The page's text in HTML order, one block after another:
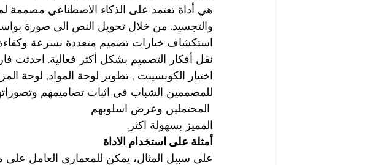
والتجسيد. من خلال تحويل النص الى صورة
استكشاف خيارات تصميم متعددة بسرعة
نقل أفكار التصميم بشكل أكثر فعالية. احدثت
اختيار الكونسيبت , تطوير لوحة المواد, لوحة
للمصممين الشباب في اثبات تصاميمهم
المميز بسهولة اكثر.
أمثلة على استخدام الاداة